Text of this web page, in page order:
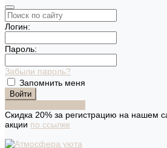
Логин:
Пароль:
Забыли пароль?
Запомнить меня
Скидка 20% за регистрацию на нашем
акции по ссылке